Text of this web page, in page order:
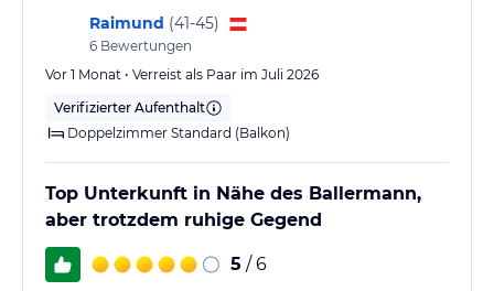
Raimund (41-45)
6 Bewertungen
Vor 1 Monat • Verreist als Paar im Juli 2026
Verifizierter Aufenthalt
Doppelzimmer Standard (Balkon)
Top Unterkunft in Nähe des Ballermann,
aber trotzdem ruhige Gegend
5 / 6